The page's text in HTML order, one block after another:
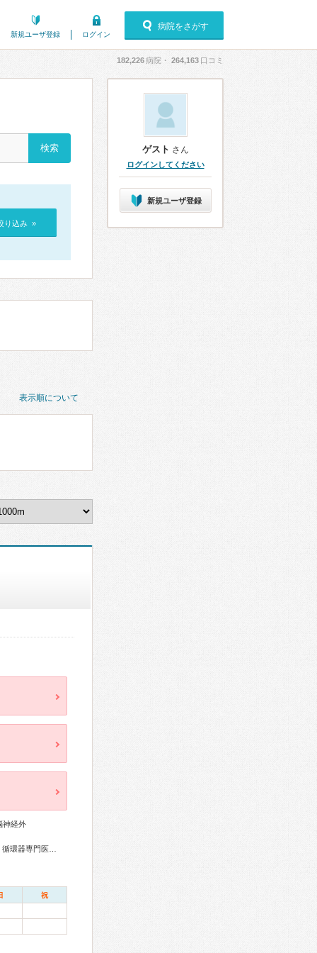
新規ユーザ登録 ログイン
病院をさがす
182,226病院・ 264,163 口コミ
り込み »
表示順について
神経外
祝
ゲスト さん
ログインしてください
新規ユーザ登録